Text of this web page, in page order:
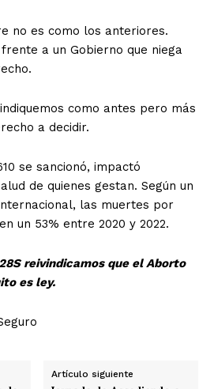
no es como los anteriores.
a un Gobierno que niega
como antes pero más
a decidir.
se sancionó, impactó
de quienes gestan. Según un
las muertes por
un 53% entre 2020 y 2022.
reivindicamos que el Aborto
es ley.
Artículo siguiente